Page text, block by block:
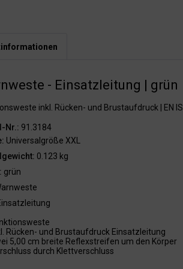
- Einsatzleitung | grün
inkl. Rücken- und Brustaufdruck | EN
Nr.: 91.3184
Universalgröße XXL
0.123 kg
grün
Rücken- und Brustaufdruck Einsatzleitung
5,00 cm breite Reflexstreifen um den Körper
durch Klettverschluss